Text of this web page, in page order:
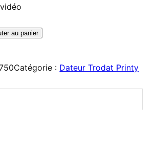
au panier
Catégorie : Dateur Trodat Printy